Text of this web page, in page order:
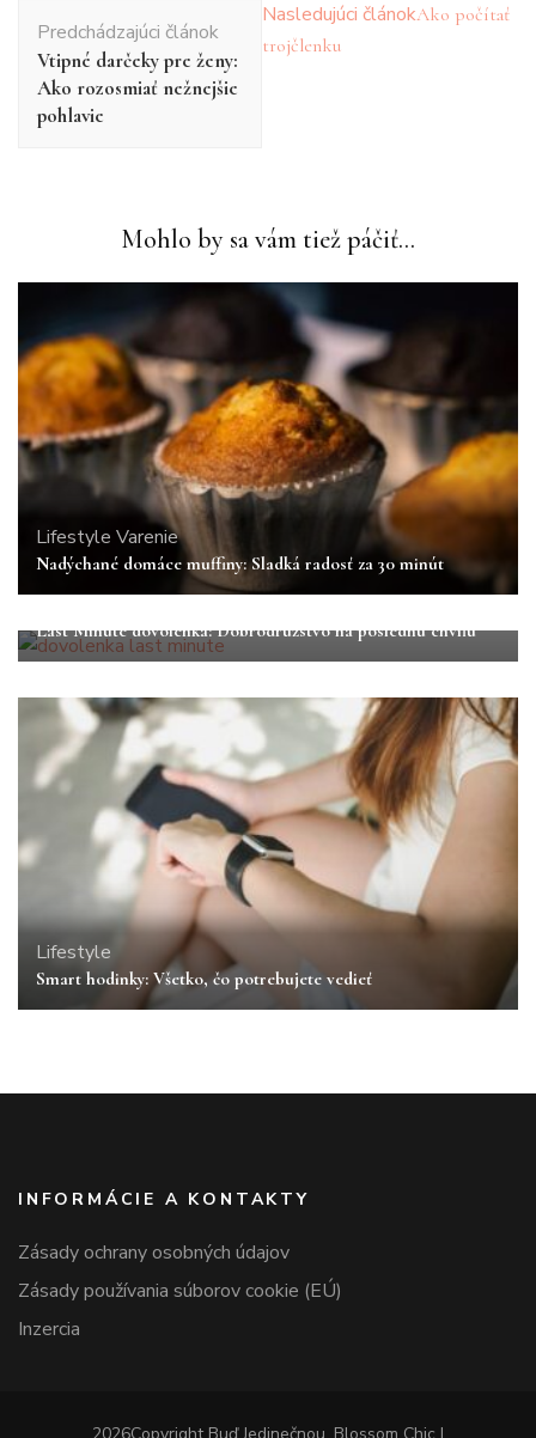
článku
Predchádzajúci článok
Vtipné darčeky pre ženy:
Ako rozosmiať nežnejšie
pohlavie
Nasledujúci článokAko počítať
trojčlenku
Mohlo by sa vám tiež páčiť...
Lifestyle Varenie
Nadýchané domáce muffiny: Sladká radosť za 30 minút
Last Minute dovolenka: Dobrodružstvo na poslednú chvíľu
Lifestyle
Smart hodinky: Všetko, čo potrebujete vedieť
INFORMÁCIE A KONTAKTY
Zásady ochrany osobných údajov
Zásady používania súborov cookie (EÚ)
Inzercia